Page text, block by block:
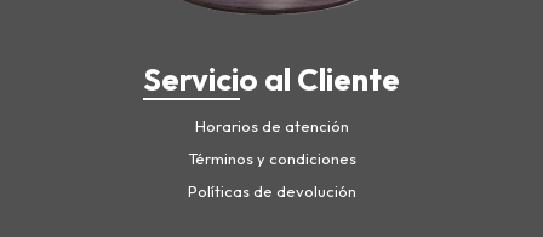
Servicio al Cliente
Horarios de atención
Términos y condiciones
Políticas de devolución